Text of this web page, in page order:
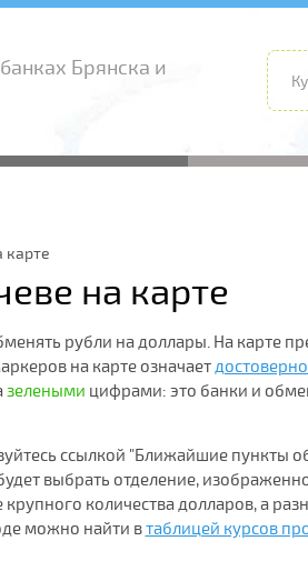
Брянска и
карте
на карте
рубли на доллары. На карте
на карте означает
зелеными цифрами: это банки и
ссылкой "Ближайшие пункты
выбрать отделение,
количества долларов, а
можно найти втаблицей курсов